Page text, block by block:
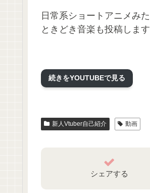
日常系ショートアニメみ
ときどき音楽も投稿します
続きをYOUTUBEで見る
新人Vtuber自己紹介 動画
シェアする